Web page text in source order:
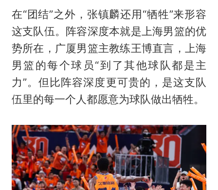
在“团结”之外，张镇麟还用“牺牲”来形容
这支队伍。阵容深度本就是上海男篮的优
势所在，广厦男篮主教练王博直言，上海
男篮的每个球员“到了其他球队都是主
力”。但比阵容深度更可贵的，是这支队
伍里的每一个人都愿意为球队做出牺牲。